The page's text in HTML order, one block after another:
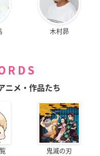
木村昴
ニメ・作品たち
鬼滅の刃